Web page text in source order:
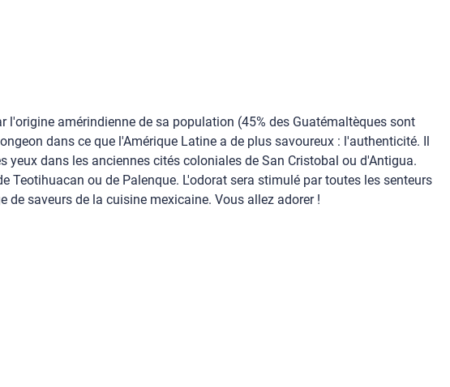
amérindienne de sa population (45% des Guatémaltèques sont
dans ce que l'Amérique Latine a de plus savoureux : l'authenticité. Il
dans les anciennes cités coloniales de San Cristobal ou d'Antigua.
ou de Palenque. L'odorat sera stimulé par toutes les senteurs
saveurs de la cuisine mexicaine. Vous allez adorer !